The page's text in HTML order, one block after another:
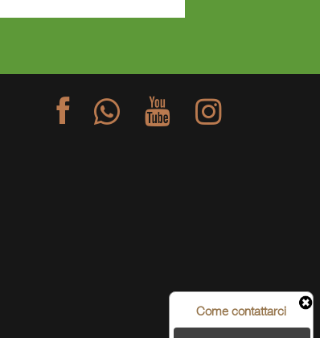
Come contattarci